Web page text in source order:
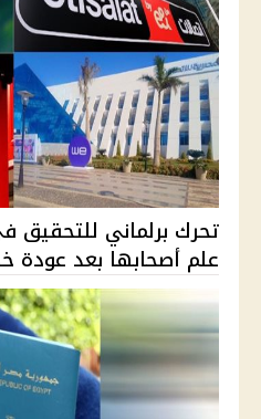
تحرك برلماني
علم أصحابها بعد عودة